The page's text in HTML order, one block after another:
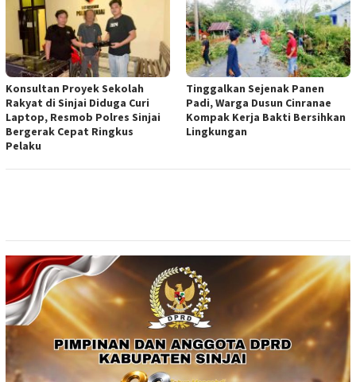
Konsultan Proyek Sekolah
Rakyat di Sinjai Diduga Curi
Laptop, Resmob Polres Sinjai
Bergerak Cepat Ringkus
Pelaku
Tinggalkan Sejenak Panen
Padi, Warga Dusun Cinranae
Kompak Kerja Bakti Bersihkan
Lingkungan